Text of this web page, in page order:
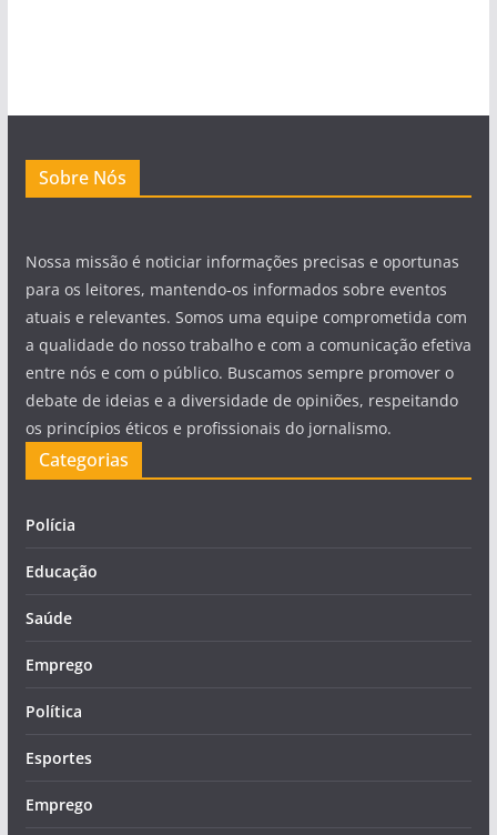
Sobre Nós
Nossa missão é noticiar informações precisas e oportunas
para os leitores, mantendo-os informados sobre eventos
atuais e relevantes. Somos uma equipe comprometida com
a qualidade do nosso trabalho e com a comunicação efetiva
entre nós e com o público. Buscamos sempre promover o
debate de ideias e a diversidade de opiniões, respeitando
os princípios éticos e profissionais do jornalismo.
Categorias
Polícia
Educação
Saúde
Emprego
Política
Esportes
Emprego